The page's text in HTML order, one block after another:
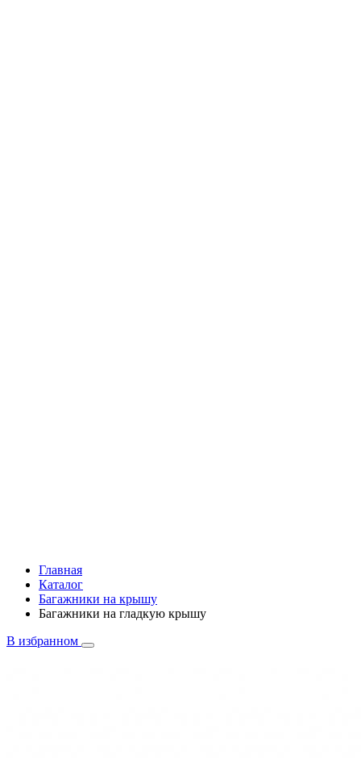
Главная
Каталог
Багажники на крышу
Багажники на гладкую крышу
В избранном